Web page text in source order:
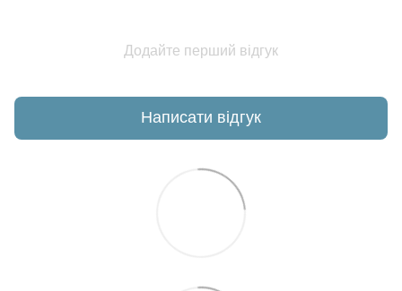
Додайте перший відгук
Написати відгук